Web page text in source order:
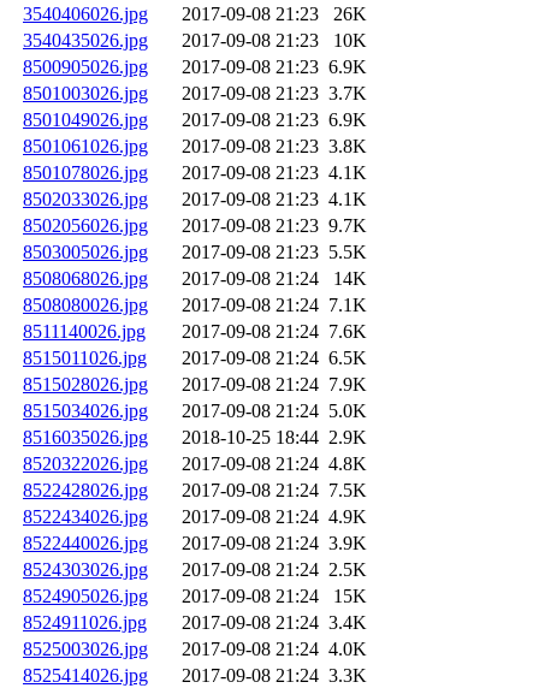
3540406026.jpg
2017-09-08 21:23
26K
3540435026.jpg
2017-09-08 21:23
10K
8500905026.jpg
2017-09-08 21:23 6.9K
8501003026.jpg
2017-09-08 21:23 3.7K
8501049026.jpg
2017-09-08 21:23 6.9K
8501061026.jpg
2017-09-08 21:23 3.8K
8501078026.jpg
2017-09-08 21:23 4.1K
8502033026.jpg
2017-09-08 21:23 4.1K
8502056026.jpg
2017-09-08 21:23 9.7K
8503005026.jpg
2017-09-08 21:23 5.5K
8508068026.jpg
2017-09-08 21:24
14K
8508080026.jpg
2017-09-08 21:24 7.1K
8511140026.jpg
2017-09-08 21:24 7.6K
8515011026.jpg
2017-09-08 21:24 6.5K
8515028026.jpg
2017-09-08 21:24 7.9K
8515034026.jpg
2017-09-08 21:24 5.0K
8516035026.jpg
2018-10-25 18:44 2.9K
8520322026.jpg
2017-09-08 21:24 4.8K
8522428026.jpg
2017-09-08 21:24 7.5K
8522434026.jpg
2017-09-08 21:24 4.9K
8522440026.jpg
2017-09-08 21:24 3.9K
8524303026.jpg
2017-09-08 21:24 2.5K
8524905026.jpg
2017-09-08 21:24
15K
8524911026.jpg
2017-09-08 21:24 3.4K
8525003026.jpg
2017-09-08 21:24 4.0K
8525414026.jpg
2017-09-08 21:24 3.3K